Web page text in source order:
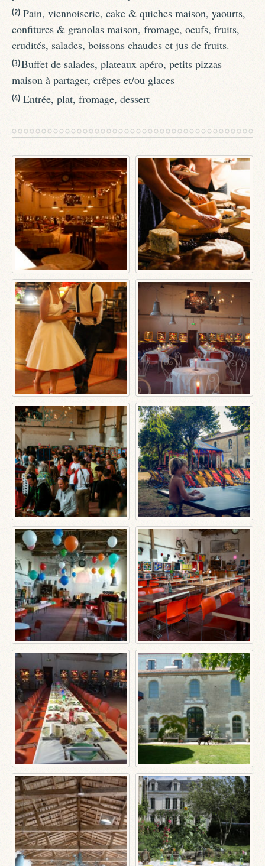
(2) Pain, viennoiserie, cake & quiches maison, yaourts,
confitures & granolas maison, fromage, oeufs, fruits,
crudités, salades, boissons chaudes et jus de fruits.
(3)Buffet de salades, plateaux apéro, petits pizzas
maison à partager, crêpes et/ou glaces
(4) Entrée, plat, fromage, dessert